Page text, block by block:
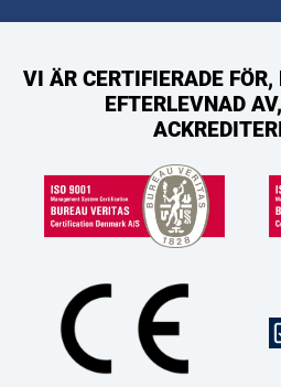
VI ÄR CERTIFIERADE
EFTERLEVNAD